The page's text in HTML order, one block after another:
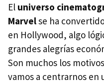
El universo
Marvelse ha
en Hollywood, algo
grandes alegrías
Son muchos los
vamos a centrarnos